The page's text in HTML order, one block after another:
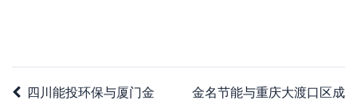
四川能投环保与厦门金
金名节能与重庆大渡口区成